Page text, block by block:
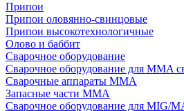
Припои
Припои оловянно-свинцовые
Припои высокотехнологичные
Олово и баббит
Сварочное оборудование
Сварочное оборудование для MMA
Сварочные аппараты MMA
Запасные части MMA
Сварочное оборудование для MIG/